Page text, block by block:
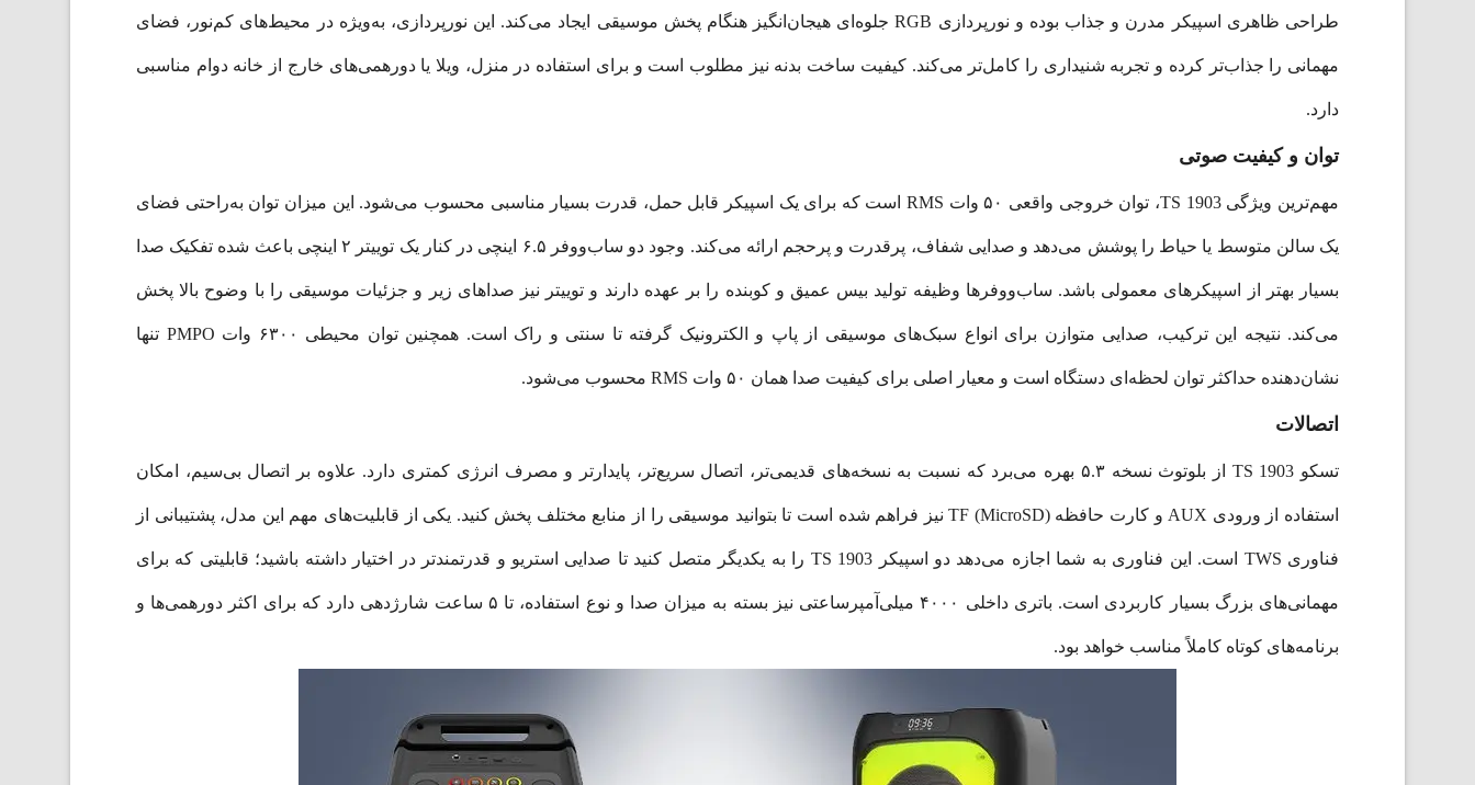
طراحی ظاهری اسپیکر مدرن و جذاب بوده و نورپردازی RGB جلوه‌ای هیجان‌انگیز هنگام پخش موسیقی ایجاد می‌کند. این نورپردازی، به‌ویژه در محیط‌های کم‌نور، فضای
مهمانی را جذاب‌تر کرده و تجربه شنیداری را کامل‌تر می‌کند. کیفیت ساخت بدنه نیز مطلوب است و برای استفاده در منزل، ویلا یا دورهمی‌های خارج از خانه دوام مناسبی
دارد.
توان و کیفیت صوتی
مهم‌ترین ویژگی TS 1903، توان خروجی واقعی ۵۰ وات RMS است که برای یک اسپیکر قابل حمل، قدرت بسیار مناسبی محسوب می‌شود. این میزان توان به‌راحتی فضای
یک سالن متوسط یا حیاط را پوشش می‌دهد و صدایی شفاف، پرقدرت و پرحجم ارائه می‌کند. وجود دو ساب‌ووفر ۶.۵ اینچی در کنار یک توییتر ۲ اینچی باعث شده تفکیک صدا
بسیار بهتر از اسپیکرهای معمولی باشد. ساب‌ووفرها وظیفه تولید بیس عمیق و کوبنده را بر عهده دارند و توییتر نیز صداهای زیر و جزئیات موسیقی را با وضوح بالا پخش
می‌کند. نتیجه این ترکیب، صدایی متوازن برای انواع سبک‌های موسیقی از پاپ و الکترونیک گرفته تا سنتی و راک است. همچنین توان محیطی ۶۳۰۰ وات PMPO تنها
نشان‌دهنده حداکثر توان لحظه‌ای دستگاه است و معیار اصلی برای کیفیت صدا همان ۵۰ وات RMS محسوب می‌شود.
اتصالات
تسکو TS 1903 از بلوتوث نسخه ۵.۳ بهره می‌برد که نسبت به نسخه‌های قدیمی‌تر، اتصال سریع‌تر، پایدارتر و مصرف انرژی کمتری دارد. علاوه بر اتصال بی‌سیم، امکان
استفاده از ورودی AUX و کارت حافظه TF (MicroSD) نیز فراهم شده است تا بتوانید موسیقی را از منابع مختلف پخش کنید. یکی از قابلیت‌های مهم این مدل، پشتیبانی از
فناوری TWS است. این فناوری به شما اجازه می‌دهد دو اسپیکر TS 1903 را به یکدیگر متصل کنید تا صدایی استریو و قدرتمندتر در اختیار داشته باشید؛ قابلیتی که برای
مهمانی‌های بزرگ بسیار کاربردی است. باتری داخلی ۴۰۰۰ میلی‌آمپرساعتی نیز بسته به میزان صدا و نوع استفاده، تا ۵ ساعت شارژدهی دارد که برای اکثر دورهمی‌ها و
برنامه‌های کوتاه کاملاً مناسب خواهد بود.